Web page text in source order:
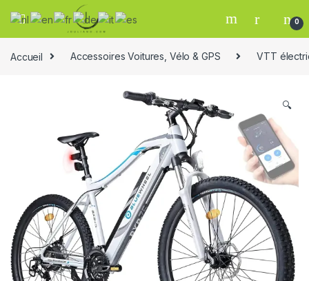
0
Accueil Accessoires Voitures, Vélo & GPS VTT
🔍